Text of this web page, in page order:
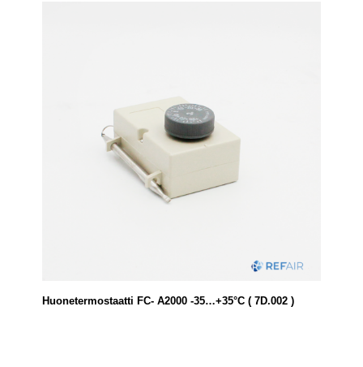
Huonetermostaatti FC- A2000 -35…+35°C ( 7D.002 )